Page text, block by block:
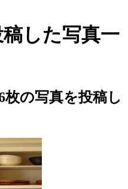
した写真一
枚の写真を投稿し